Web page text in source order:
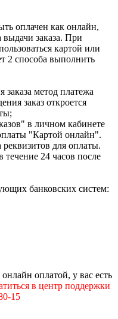
оплачен как онлайн,
заказа. При
картой или
2 способа выполнить
метод платежа
заказ откроется
в личном кабинете
"Картой онлайн".
для оплаты.
24 часов после
банковских систем:
оплатой, у вас есть
в центр поддержки
15